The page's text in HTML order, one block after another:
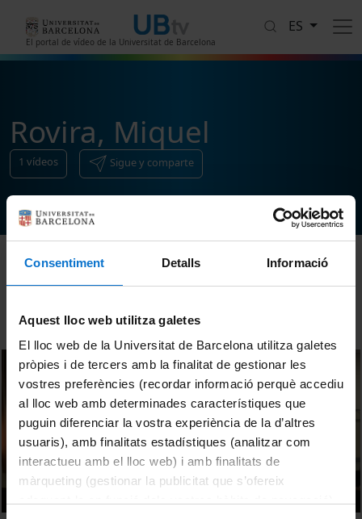
Consentiment Detalls Informació
Aquest lloc web utilitza galetes
El lloc web de la Universitat de Barcelona utilitza galetes
pròpies i de tercers amb la finalitat de gestionar les
vostres preferències (recordar informació perquè accediu
al lloc web amb determinades característiques que
puguin diferenciar la vostra experiència de la d’altres
usuaris), amb finalitats estadístiques (analitzar com
interactueu amb el lloc web) i amb finalitats de
màrqueting (gestionar la publicitat que s’ofereix
El portal de vídeo de la Universitat de Barcelona
ES
Rovira, Miquel
1 vídeos Sigue y comparte
Ordenar